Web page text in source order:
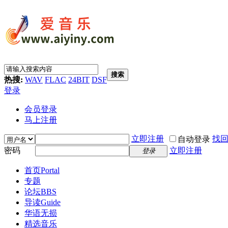
热搜: WAV FLAC 24BIT DSF
搜索
登录
会员登录
马上注册
立即注册 自动登录 找
密码
登录 立即注册
首页Portal
专题
论坛BBS
导读Guide
华语无损
精选音乐